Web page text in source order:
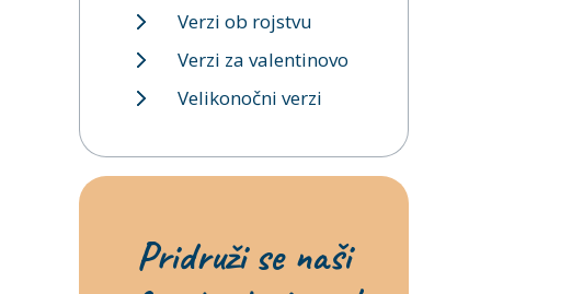
Verzi ob rojstvu
Verzi za valentinovo
Velikonočni verzi
Pridruži se naši